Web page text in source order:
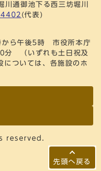
先頭へ戻る
通御池下る西三坊堀川
(代表)
から午後5時 市役所本庁
分 （いずれも土日祝及
については、各施設のホ
reserved.